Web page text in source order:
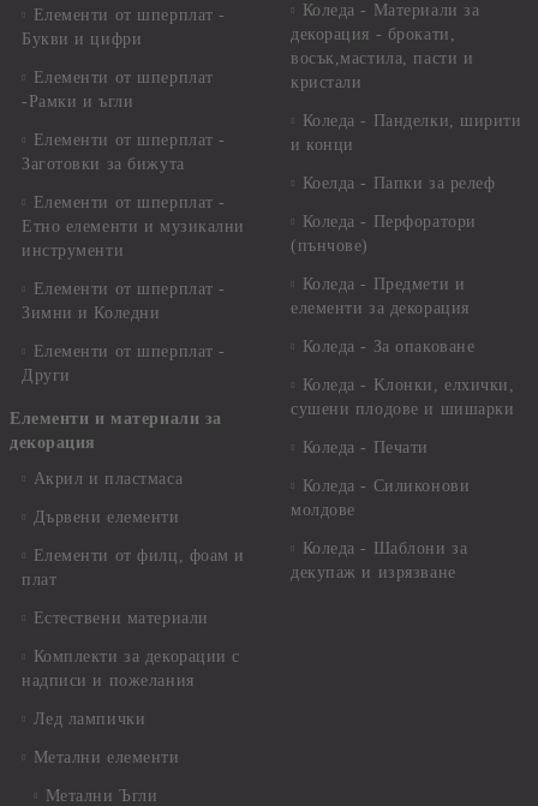
Елементи от шперплат -
Букви и цифри
Елементи от шперплат
-Рамки и ъгли
Елементи от шперплат -
Заготовки за бижута
Елементи от шперплат -
Етно елементи и музикални
инструменти
Елементи от шперплат -
Зимни и Коледни
Елементи от шперплат -
Други
Елементи и материали за
декорация
Акрил и пластмаса
Дървени елементи
Елементи от филц, фоам и
плат
Естествени материали
Комплекти за декорации с
надписи и пожелания
Лед лампички
Метални елементи
Метални Ъгли
Коледа - Материали за
декорация - брокати,
восък,мастила, пасти и
кристали
Коледа - Панделки, ширити
и конци
Коелда - Папки за релеф
Коледа - Перфоратори
(пънчове)
Коледа - Предмети и
елементи за декорация
Коледа - За опаковане
Коледа - Kлонки, елхички,
сушени плодове и шишарки
Коледа - Печати
Коледа - Силиконови
молдове
Коледа - Шаблони за
декупаж и изрязване